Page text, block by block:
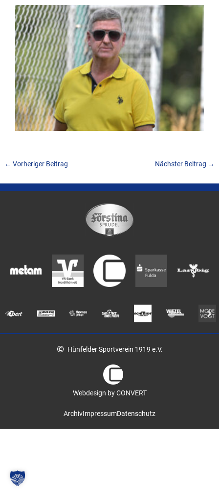
← Vorheriger Beitrag Nächster Beitrag →
Hünfelder Sportverein 1919 e.V.
Webdesign by CONVERT
ArchivImpressumDatenschutz